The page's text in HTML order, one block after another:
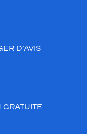
D’AVIS
GRATUITE